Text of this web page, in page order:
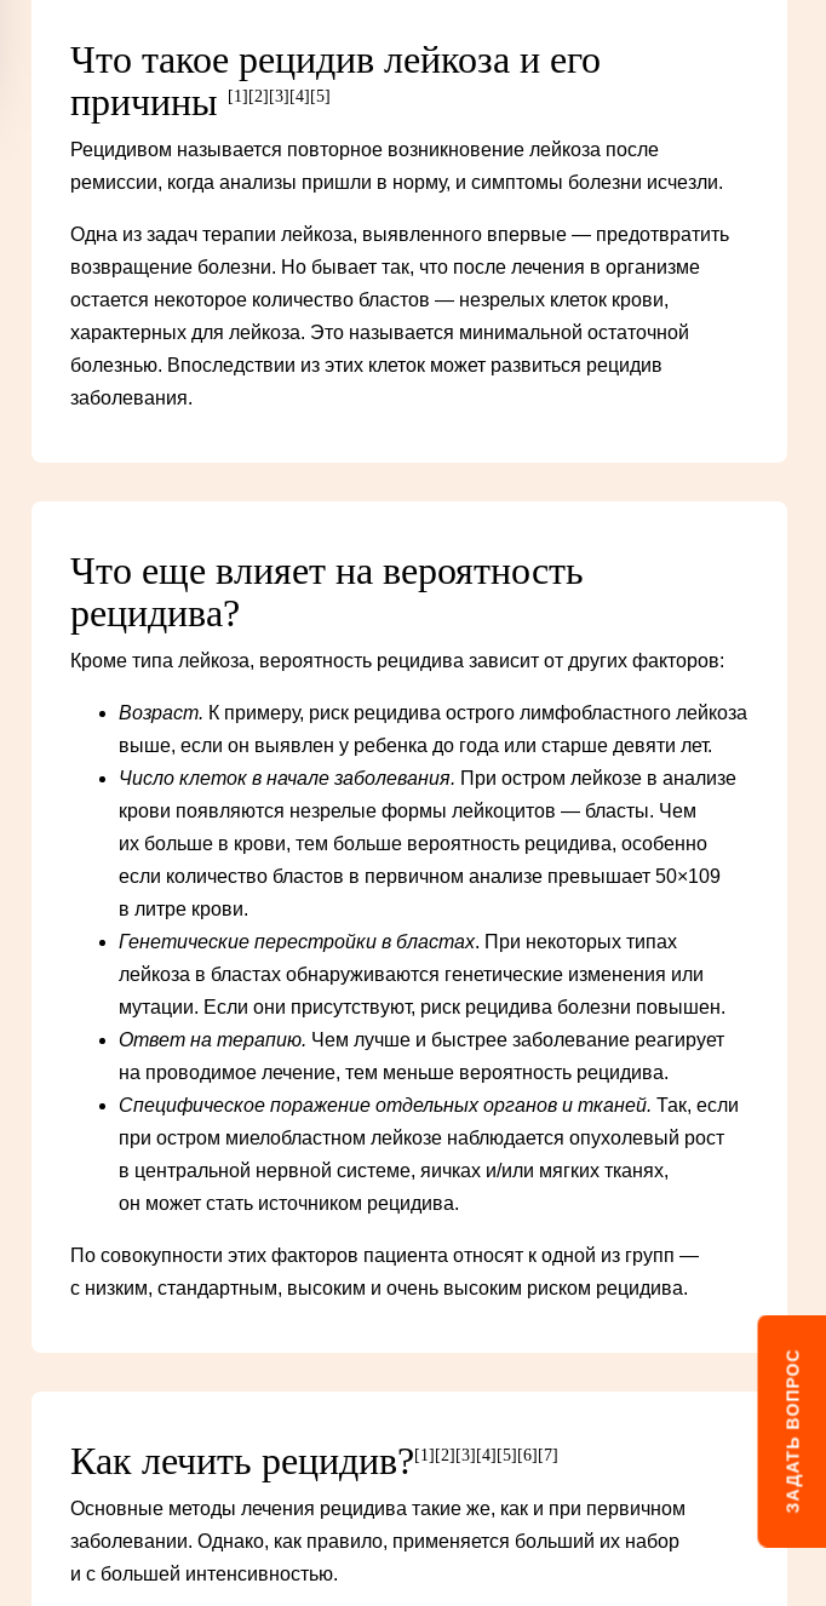
ЗАДАТЬ ВОПРОС
Что такое рецидив лейкоза и его
причины
[1][2][3][4][5]
Рецидивом называется повторное возникновение лейкоза после
ремиссии, когда анализы пришли в норму, и симптомы болезни исчезли.
Одна из задач терапии лейкоза, выявленного впервые — предотвратить
возвращение болезни. Но бывает так, что после лечения в организме
остается некоторое количество бластов — незрелых клеток крови,
характерных для лейкоза. Это называется минимальной остаточной
болезнью. Впоследствии из этих клеток может развиться рецидив
заболевания.
Что еще влияет на вероятность
рецидива?
Кроме типа лейкоза, вероятность рецидива зависит от других факторов:
Возраст. К примеру, риск рецидива острого лимфобластного лейкоза
выше, если он выявлен у ребенка до года или старше девяти лет.
Число клеток в начале заболевания. При остром лейкозе в анализе
крови появляются незрелые формы лейкоцитов — бласты. Чем
их больше в крови, тем больше вероятность рецидива, особенно
если количество бластов в первичном анализе превышает 50×109
в литре крови.
Генетические перестройки в бластах. При некоторых типах
лейкоза в бластах обнаруживаются генетические изменения или
мутации. Если они присутствуют, риск рецидива болезни повышен.
Ответ на терапию. Чем лучше и быстрее заболевание реагирует
на проводимое лечение, тем меньше вероятность рецидива.
Специфическое поражение отдельных органов и тканей. Так, если
при остром миелобластном лейкозе наблюдается опухолевый рост
в центральной нервной системе, яичках и/или мягких тканях,
он может стать источником рецидива.
По совокупности этих факторов пациента относят к одной из групп —
с низким, стандартным, высоким и очень высоким риском рецидива.
Как лечить рецидив?[1][2][3][4][5][6][7]
Основные методы лечения рецидива такие же, как и при первичном
заболевании. Однако, как правило, применяется больший их набор
и с большей интенсивностью.